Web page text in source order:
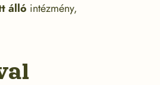
álló intézmény,